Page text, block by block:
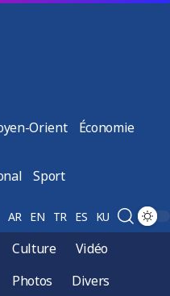
Orient Économie
Sport
AR EN TR ES KU
Culture
Vidéo
Photos
Divers